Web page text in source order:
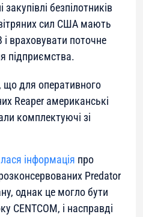
безпілотників
сил США мають
враховувати поточне
підприємства.
що для оперативного
Reaper американські
комплектуючі зі
інформація про
Predator
однак це могло бути
CENTCOM, і насправді